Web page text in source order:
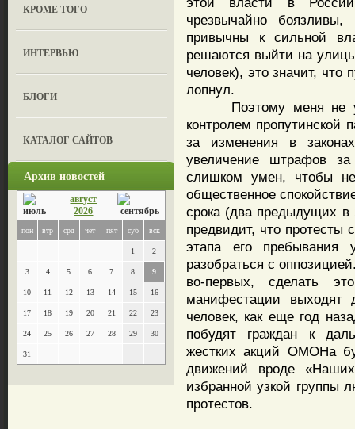
КРОМЕ ТОГО
ИНТЕРВЬЮ
БЛОГИ
КАТАЛОГ САЙТОВ
Архив новостей
август
2026
пон втр срд чет пят суб вск
1 2
3 4 5 6 7 8 9
10 11 12 13 14 15 16
17 18 19 20 21 22 23
24 25 26 27 28 29 30
31
чрезвычайно
привычны к сильной
решаются выйти на
человек), это значит,
лопнул.
Поэтому меня не
контролем пропутинской
за изменения в
увеличение штрафов
слишком умен, чтобы
общественное
срока (два предыдущих
предвидит, что протесты
этапа его
разобраться с
во-первых, сделать
манифестации выходят
человек, как еще год
побудят граждан к
жестких акций ОМОНа
движений вроде
избранной узкой группы
протестов.